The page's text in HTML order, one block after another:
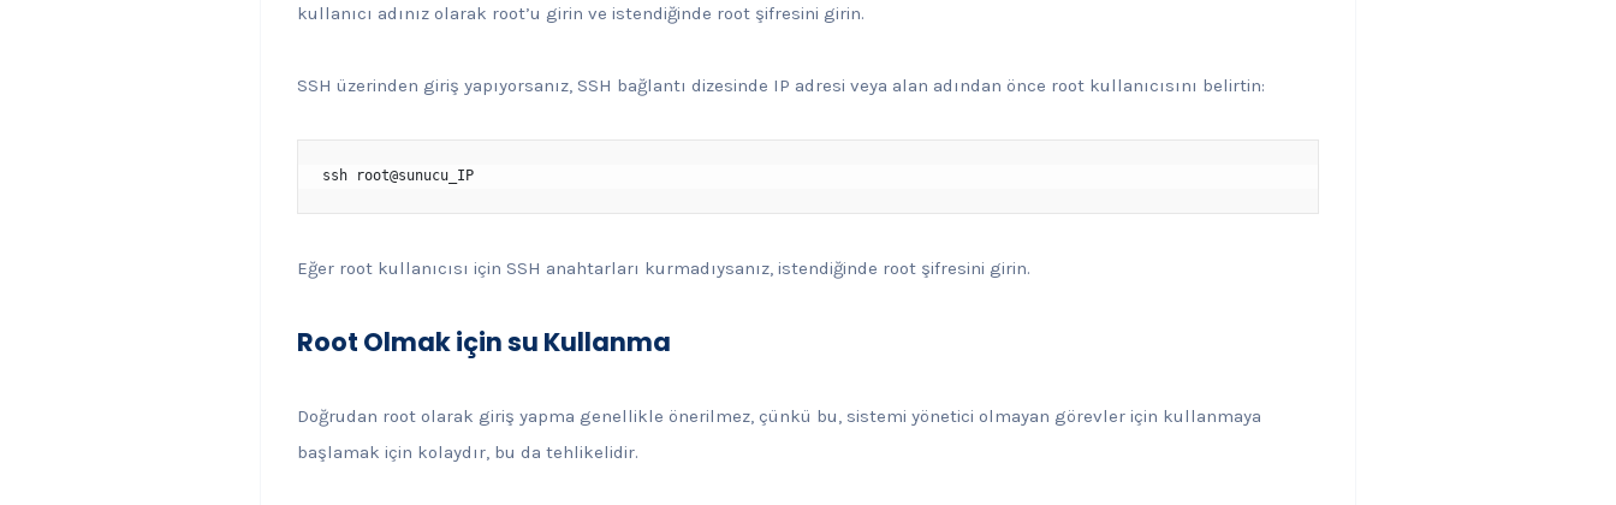
kullanıcı adınız olarak root’u girin ve istendiğinde root şifresini girin.
SSH üzerinden giriş yapıyorsanız, SSH bağlantı dizesinde IP adresi veya alan adından önce root kullanıcısını belirtin:
ssh root@sunucu_IP
Eğer root kullanıcısı için SSH anahtarları kurmadıysanız, istendiğinde root şifresini girin.
Root Olmak için su Kullanma
Doğrudan root olarak giriş yapma genellikle önerilmez, çünkü bu, sistemi yönetici olmayan görevler için kullanmaya
başlamak için kolaydır, bu da tehlikelidir.